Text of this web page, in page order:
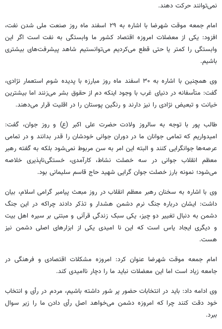
نمی‌توانند حرکت دهند.
امام جمعه موقت شهرضا با اشاره به ۲۹ اسفند ماه روز صنعت ملی شدن نفت،
افزود: یکی از معضلات امروزه اقتصاد کشور ما وابستگی به نفت است اگر این
وابستگی را کمتر یا حتی قطع می‌کردیم می‌توانستیم شاهد پیشرفت‌های بیشتری
باشیم.
وی همچنین با اشاره به ۳۰ اسفند ماه روز مبارزه با پدیده شوم استعمار نژادی،
گفت: متأسفانه در دنیای غرب با وجود اینکه دم از حقوق بشر می‌زنند اما بیشترین
خیانت و تبعیض نژادی را نیز دارند و رنگین پوستان را در اقلیت قرار می‌دهند.
طالب پور با توجه به سالروز ولادت حضرت علی اکبر (ع) و روز جوان، گفت:
امیدواریم که تمامی جوانان ما در دوران جوانی خودشان را قدر بدانند و در تمامی
عرصه‌ها جوانگرایی کنند و البته این امر به سن مربوط نمی‌شود بلکه به گفته رهبر
معظم انقلاب جوانی در سه خصلت نشاط، کارآمدی، خستگی‌ناپذیری خلاصه
می‌شود؛ نمونه بارز خصلت جوان گرایی شهید حاج قاسم سلیمانی بود.
وی با اشاره به سخنان رهبر معظم انقلاب در روز مبعث پیامبر گرامی اسلام، بیان
داشت: ایشان درباره جنگ نرم دشمن هشدار و تذکر دادند چراکه در این جنگ
دشمن به دنبال تغییر دو چیز، یکی سبک زندگی قرآنی و مبتنی بر سیره اهل بیت
و دیگری ایجاد یاس است که این نا امیدی یکی از ابزارهای اصلی دشمن نیز
هست.
امام جمعه موقت شهرضا عنوان کرد: امروزه مشکلات اقتصادی و فرهنگی در
جامعه زیاد است اما این معضلات نباید ما را دچار ناامیدی کند.
وی ادامه داد: باید در انتخابات حضور پر شور داشته باشیم، مردم در رأی و انتخاب
خود دقت کنند چرا که امروزه دشمن می‌خواهد اصل رأی دادن ما را زیر سوال
ببرد.